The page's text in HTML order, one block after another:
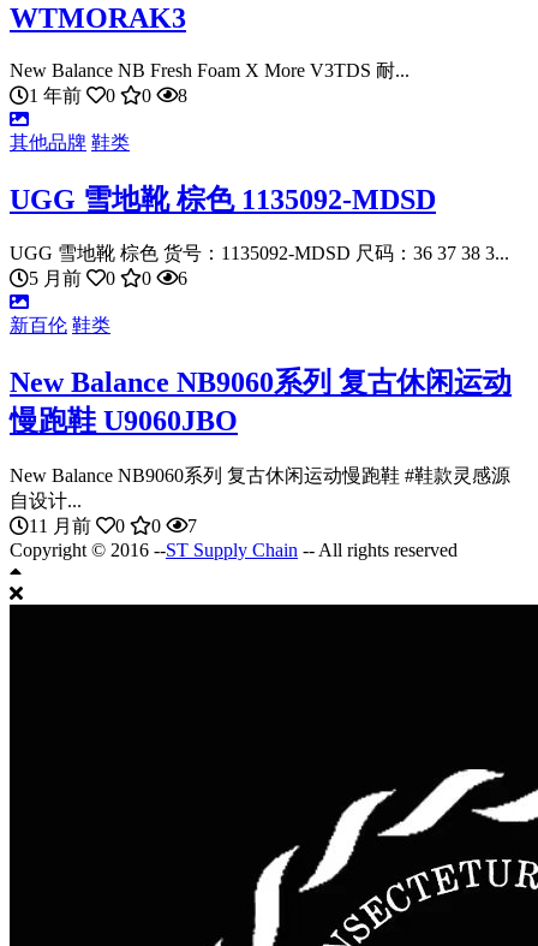
WTMORAK3
New Balance NB Fresh Foam X More V3TDS 耐...
1 年前
0 0 8
其他品牌 鞋类
UGG 雪地靴 棕色 1135092-MDSD
UGG 雪地靴 棕色 货号：1135092-MDSD 尺码：36 37 38 3...
5 月前
0 0 6
新百伦 鞋类
New Balance NB9060系列 复古休闲运动
慢跑鞋 U9060JBO
New Balance NB9060系列 复古休闲运动慢跑鞋 #鞋款灵感源
自设计...
11 月前
0 0
7
Copyright © 2016 --ST Supply Chain -- All rights reserved